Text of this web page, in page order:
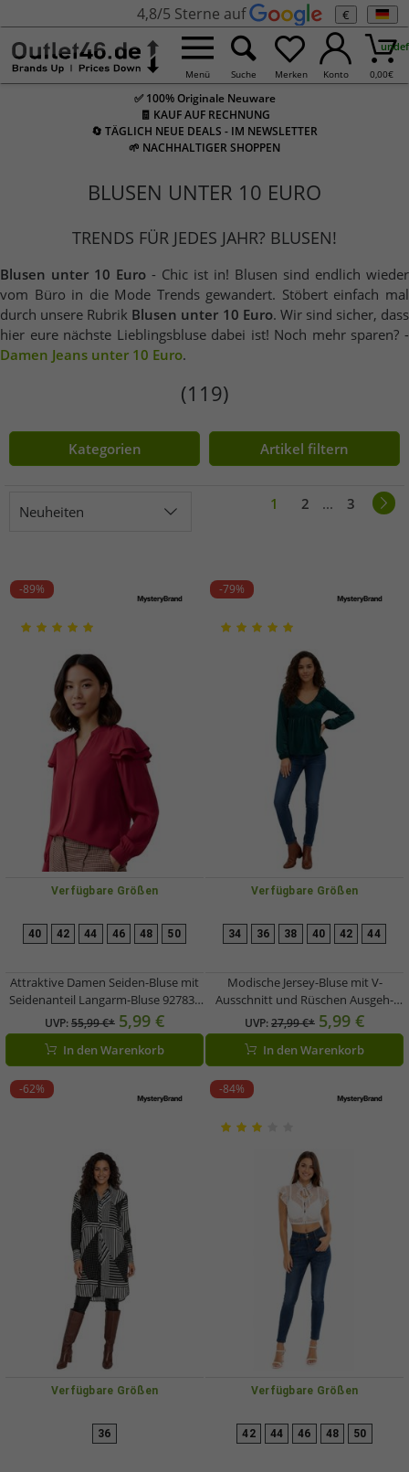
4,8/5 Sterne auf €
Menü Suche Merken Konto 0,00€
✅ 100% Originale Neuware
🧾 KAUF AUF RECHNUNG
🔄 TÄGLICH NEUE DEALS - IM NEWSLETTER
🌱 NACHHALTIGER SHOPPEN
BLUSEN UNTER 10 EURO
TRENDS FÜR JEDES JAHR? BLUSEN!
Blusen unter 10 Euro - Chic ist in! Blusen sind endlich wieder
vom Büro in die Mode Trends gewandert. Stöbert einfach mal
durch unsere Rubrik Blusen unter 10 Euro. Wir sind sicher, dass
hier eure nächste Lieblingsbluse dabei ist! Noch mehr sparen? -
Damen Jeans unter 10 Euro.
(119)
Kategorien Artikel filtern
Neuheiten 1 2 ... 3
-89%
Verfügbare Größen
40 42 44 46 48 50
Attraktive Damen Seiden-Bluse mit
Seidenanteil Langarm-Bluse 927834
Rot
UVP:55,99 €* 5,99 €
In den Warenkorb
-79%
Verfügbare Größen
34 36 38 40 42 44
Modische Jersey-Bluse mit V-
Ausschnitt und Rüschen Ausgeh-
Bluse Langarm-Bluse 949372 Gtrün
UVP:27,99 €* 5,99 €
In den Warenkorb
-62%
Verfügbare Größen
36
-84%
Verfügbare Größen
42 44 46 48 50